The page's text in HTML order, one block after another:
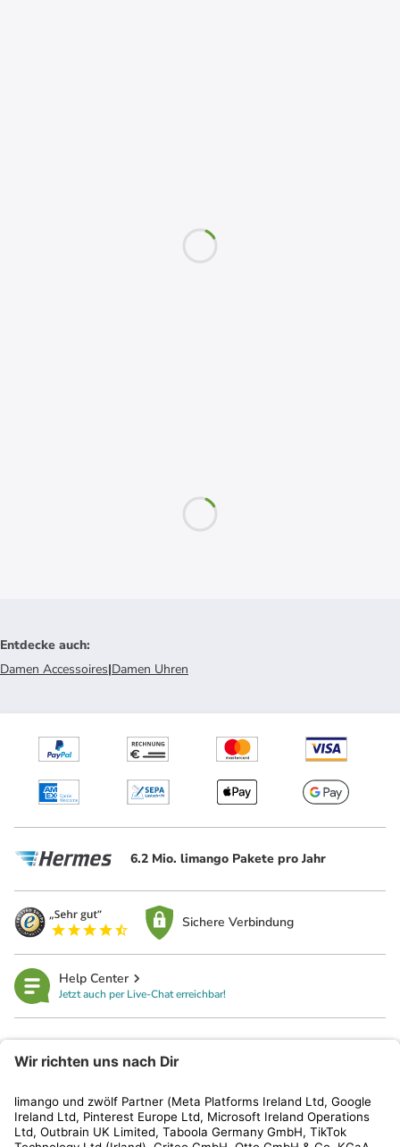
Entdecke auch:
Damen Accessoires|Damen Uhren
6.2 Mio. limango Pakete pro Jahr
Sichere Verbindung
Help Center
Jetzt auch per Live-Chat erreichbar!
Kundenservice